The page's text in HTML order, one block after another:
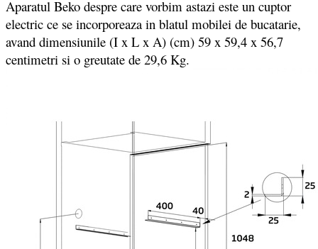
Aparatul Beko despre care vorbim astazi este un cuptor
electric ce se incorporeaza in blatul mobilei de bucatarie,
avand dimensiunile (I x L x A) (cm) 59 x 59,4 x 56,7
centimetri si o greutate de 29,6 Kg.